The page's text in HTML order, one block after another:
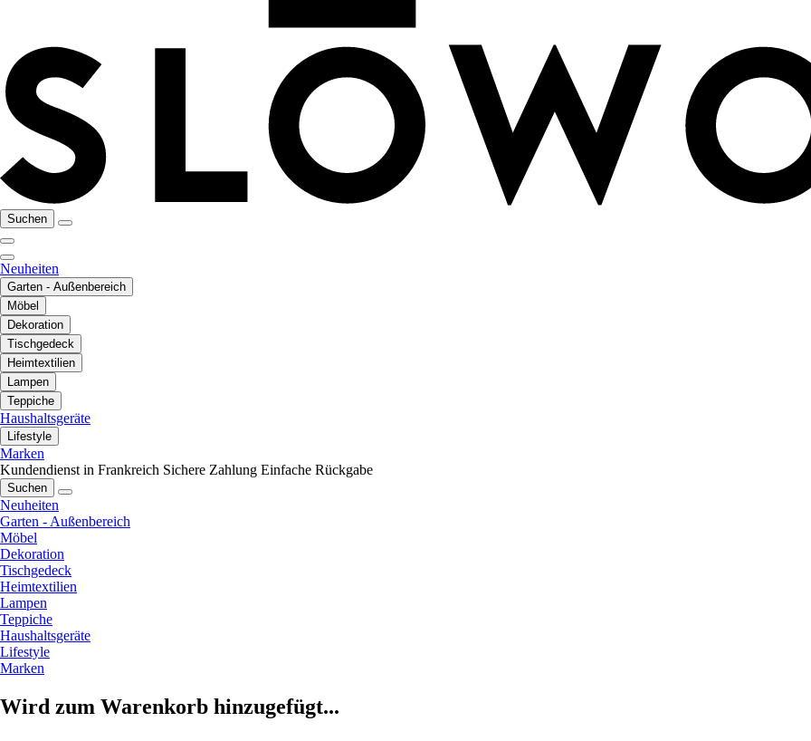
Suchen
Neuheiten
Garten - Außenbereich
Möbel
Dekoration
Tischgedeck
Heimtextilien
Lampen
Teppiche
Haushaltsgeräte
Lifestyle
Marken
Kundendienst in Frankreich Sichere Zahlung Einfache Rückgabe
Suchen
Neuheiten
Garten - Außenbereich
Möbel
Dekoration
Tischgedeck
Heimtextilien
Lampen
Teppiche
Haushaltsgeräte
Lifestyle
Marken
Wird zum Warenkorb hinzugefügt...